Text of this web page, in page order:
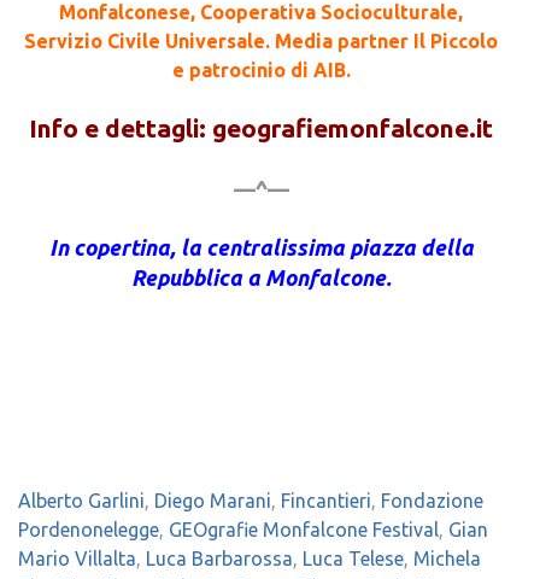
Monfalconese, Cooperativa Socioculturale,
Servizio Civile Universale. Media partner Il Piccolo
e patrocinio di AIB.
Info e dettagli: geografiemonfalcone.it
—^—
In copertina, la centralissima piazza della
Repubblica a Monfalcone.
Alberto Garlini, Diego Marani, Fincantieri, Fondazione
Pordenonelegge, GEOgrafie Monfalcone Festival, Gian
Mario Villalta, Luca Barbarossa, Luca Telese, Michela